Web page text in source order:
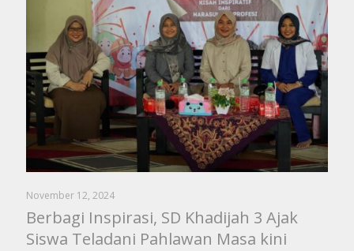
November 12, 2024
Berbagi Inspirasi, SD Khadijah 3 Ajak
Siswa Teladani Pahlawan Masa kini